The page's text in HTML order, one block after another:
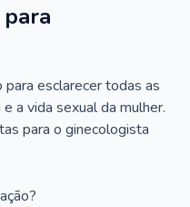
esclarecer todas as
a vida sexual da mulher.
para o ginecologista